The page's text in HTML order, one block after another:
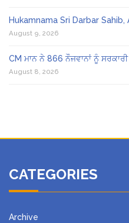
Hukamnama Sri Darbar
August 9, 2026
CM ਮਾਨ ਨੇ 866 ਨੌਜਵਾਨਾਂ ਨੂੰ
August 8, 2026
CATEGORIES
Archive